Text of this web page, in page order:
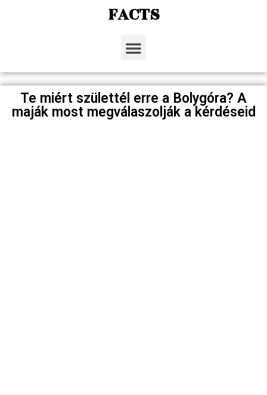
FACTS
Te miért születtél erre a Bolygóra? A
maják most megválaszolják a kérdéseid